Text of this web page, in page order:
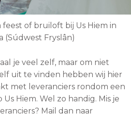
feest of bruiloft bij Us Hiem in
(Súdwest Fryslân)
je veel zelf, maar om niet
uit te vinden hebben wij hier
met leveranciers rondom een
Hiem. Wel zo handig. Mis je
Mail dan naar